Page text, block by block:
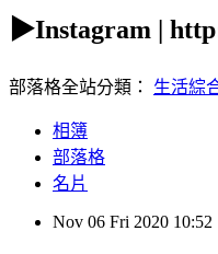
▶Instagram |
部落格全站分類： 生活綜
相簿
部落格
名片
Nov 06 Fri 2020 10:52